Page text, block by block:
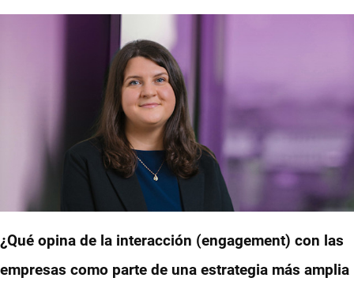
¿Qué opina de la interacción (engagement) con las
empresas como parte de una estrategia más amplia